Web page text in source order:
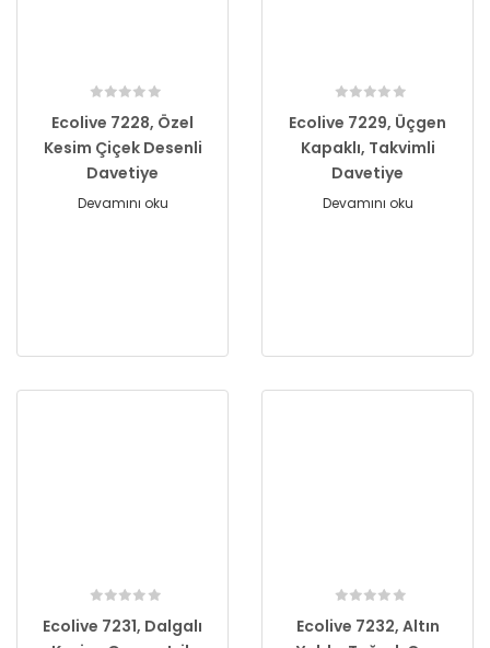
Ecolive 7228, Özel
Kesim Çiçek Desenli
Davetiye
Devamını oku
Ecolive 7229, Üçgen
Kapaklı, Takvimli
Davetiye
Devamını oku
Ecolive 7231, Dalgalı
Ecolive 7232, Altın